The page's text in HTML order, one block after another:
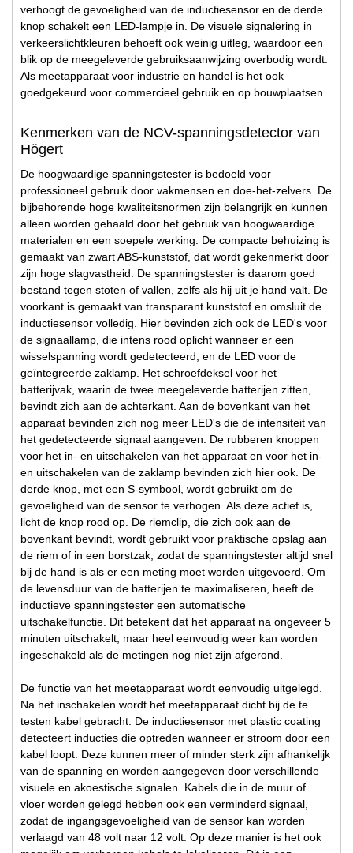
verhoogt de gevoeligheid van de inductiesensor en de derde
knop schakelt een LED-lampje in. De visuele signalering in
verkeerslichtkleuren behoeft ook weinig uitleg, waardoor een
blik op de meegeleverde gebruiksaanwijzing overbodig wordt.
Als meetapparaat voor industrie en handel is het ook
goedgekeurd voor commercieel gebruik en op bouwplaatsen.
Kenmerken van de NCV-spanningsdetector van
Högert
De hoogwaardige spanningstester is bedoeld voor
professioneel gebruik door vakmensen en doe-het-zelvers. De
bijbehorende hoge kwaliteitsnormen zijn belangrijk en kunnen
alleen worden gehaald door het gebruik van hoogwaardige
materialen en een soepele werking. De compacte behuizing is
gemaakt van zwart ABS-kunststof, dat wordt gekenmerkt door
zijn hoge slagvastheid. De spanningstester is daarom goed
bestand tegen stoten of vallen, zelfs als hij uit je hand valt. De
voorkant is gemaakt van transparant kunststof en omsluit de
inductiesensor volledig. Hier bevinden zich ook de LED's voor
de signaallamp, die intens rood oplicht wanneer er een
wisselspanning wordt gedetecteerd, en de LED voor de
geïntegreerde zaklamp. Het schroefdeksel voor het
batterijvak, waarin de twee meegeleverde batterijen zitten,
bevindt zich aan de achterkant. Aan de bovenkant van het
apparaat bevinden zich nog meer LED's die de intensiteit van
het gedetecteerde signaal aangeven. De rubberen knoppen
voor het in- en uitschakelen van het apparaat en voor het in-
en uitschakelen van de zaklamp bevinden zich hier ook. De
derde knop, met een S-symbool, wordt gebruikt om de
gevoeligheid van de sensor te verhogen. Als deze actief is,
licht de knop rood op. De riemclip, die zich ook aan de
bovenkant bevindt, wordt gebruikt voor praktische opslag aan
de riem of in een borstzak, zodat de spanningstester altijd snel
bij de hand is als er een meting moet worden uitgevoerd. Om
de levensduur van de batterijen te maximaliseren, heeft de
inductieve spanningstester een automatische
uitschakelfunctie. Dit betekent dat het apparaat na ongeveer 5
minuten uitschakelt, maar heel eenvoudig weer kan worden
ingeschakeld als de metingen nog niet zijn afgerond.
De functie van het meetapparaat wordt eenvoudig uitgelegd.
Na het inschakelen wordt het meetapparaat dicht bij de te
testen kabel gebracht. De inductiesensor met plastic coating
detecteert inducties die optreden wanneer er stroom door een
kabel loopt. Deze kunnen meer of minder sterk zijn afhankelijk
van de spanning en worden aangegeven door verschillende
visuele en akoestische signalen. Kabels die in de muur of
vloer worden gelegd hebben ook een verminderd signaal,
zodat de ingangsgevoeligheid van de sensor kan worden
verlaagd van 48 volt naar 12 volt. Op deze manier is het ook